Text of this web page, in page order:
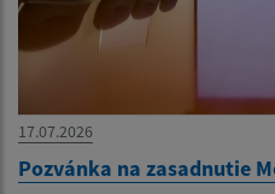
17.07.2026
Pozvánka na zasadnutie